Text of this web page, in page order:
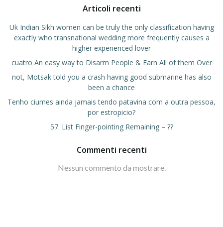
Articoli recenti
Uk Indian Sikh women can be truly the only classification having
exactly who transnational wedding more frequently causes a
higher experienced lover
cuatro An easy way to Disarm People & Earn All of them Over
not, Motsak told you a crash having good submarine has also
been a chance
Tenho ciumes ainda jamais tendo patavina com a outra pessoa,
por estropicio?
57. List Finger-pointing Remaining – ??
Commenti recenti
Nessun commento da mostrare.